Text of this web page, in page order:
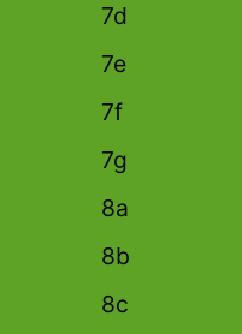
7d
7e
7f
7g
8a
8b
8c